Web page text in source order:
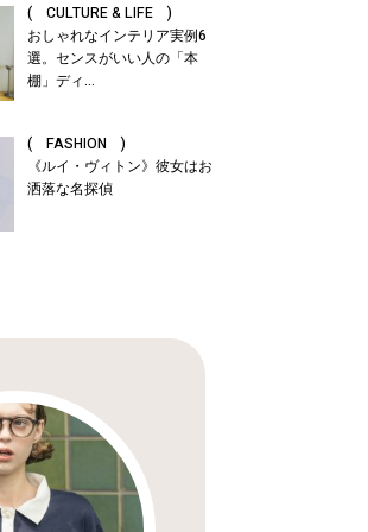
( CULTURE & LIFE )
おしゃれなインテリア実例6
選。センスがいい人の「本
棚」ディ...
( FASHION )
《ルイ・ヴィトン》彼女はお
洒落な名探偵